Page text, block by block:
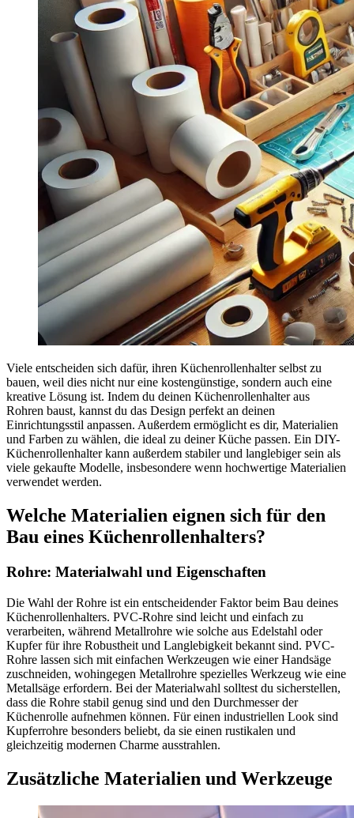
Viele entscheiden sich dafür, ihren Küchenrollenhalter selbst zu
bauen, weil dies nicht nur eine kostengünstige, sondern auch eine
kreative Lösung ist. Indem du deinen Küchenrollenhalter aus
Rohren baust, kannst du das Design perfekt an deinen
Einrichtungsstil anpassen. Außerdem ermöglicht es dir, Materialien
und Farben zu wählen, die ideal zu deiner Küche passen. Ein DIY-
Küchenrollenhalter kann außerdem stabiler und langlebiger sein als
viele gekaufte Modelle, insbesondere wenn hochwertige Materialien
verwendet werden.
Welche Materialien eignen sich für den
Bau eines Küchenrollenhalters?
Rohre: Materialwahl und Eigenschaften
Die Wahl der Rohre ist ein entscheidender Faktor beim Bau deines
Küchenrollenhalters. PVC-Rohre sind leicht und einfach zu
verarbeiten, während Metallrohre wie solche aus Edelstahl oder
Kupfer für ihre Robustheit und Langlebigkeit bekannt sind. PVC-
Rohre lassen sich mit einfachen Werkzeugen wie einer Handsäge
zuschneiden, wohingegen Metallrohre spezielles Werkzeug wie eine
Metallsäge erfordern. Bei der Materialwahl solltest du sicherstellen,
dass die Rohre stabil genug sind und den Durchmesser der
Küchenrolle aufnehmen können. Für einen industriellen Look sind
Kupferrohre besonders beliebt, da sie einen rustikalen und
gleichzeitig modernen Charme ausstrahlen.
Zusätzliche Materialien und Werkzeuge